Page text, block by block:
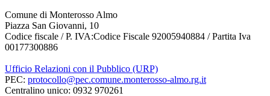
Comune di Monterosso Almo
Piazza San Giovanni, 10
Codice fiscale / P. IVA:Codice Fiscale 92005940884 / Partita Iva
00177300886
Ufficio Relazioni con il Pubblico (URP)
PEC: protocollo@pec.comune.monterosso-almo.rg.it
Centralino unico: 0932 970261